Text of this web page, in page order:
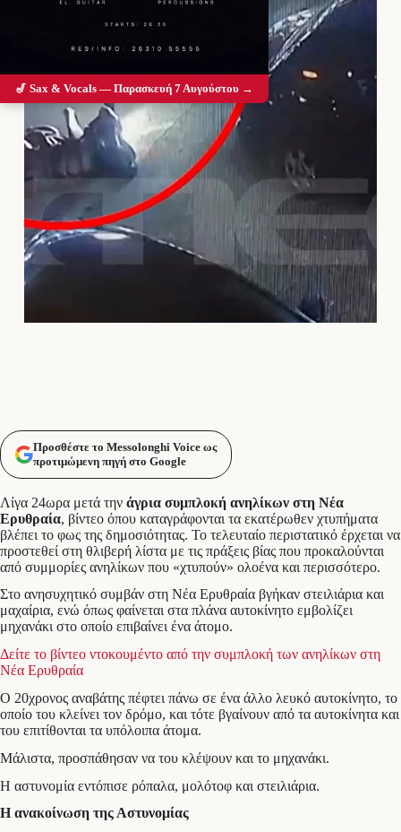
Προσθέστε το Messolonghi Voice ως
προτιμώμενη πηγή στο Google
Λίγα 24ωρα μετά την άγρια συμπλοκή ανηλίκων στη Νέα
Ερυθραία, βίντεο όπου καταγράφονται τα εκατέρωθεν χτυπήματα
βλέπει το φως της δημοσιότητας. Το τελευταίο περιστατικό έρχεται να
προστεθεί στη θλιβερή λίστα με τις πράξεις βίας που προκαλούνται
από συμμορίες ανηλίκων που «χτυπούν» ολοένα και περισσότερο.
Στο ανησυχητικό συμβάν στη Νέα Ερυθραία βγήκαν στειλιάρια και
μαχαίρια, ενώ όπως φαίνεται στα πλάνα αυτοκίνητο εμβολίζει
μηχανάκι στο οποίο επιβαίνει ένα άτομο.
Δείτε το βίντεο ντοκουμέντο από την συμπλοκή των ανηλίκων στη
Νέα Ερυθραία
Ο 20χρονος αναβάτης πέφτει πάνω σε ένα άλλο λευκό αυτοκίνητο, το
οποίo του κλείνει τον δρόμο, και τότε βγαίνουν από τα αυτοκίνητα και
του επιτίθονται τα υπόλοιπα άτομα.
Μάλιστα, προσπάθησαν να του κλέψουν και το μηχανάκι.
Η αστυνομία εντόπισε ρόπαλα, μολότοφ και στειλιάρια.
Η ανακοίνωση της Αστυνομίας
🎷 Sax & Vocals — Παρασκευή 7 Αυγούστου →